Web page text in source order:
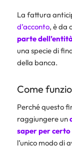
La fattura
d’acconto, è da
parte
una specie di
della banca.
Come
Perché questo
raggiungere un
saper per
l’unico modo di